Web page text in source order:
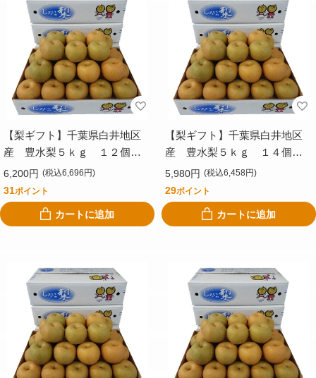
【梨ギフト】千葉県白井地区
産 豊水梨５ｋｇ １２個
入 ＣＳＨ５－１２
6,200円 (税込6,696円)
31ポイント
カートに追加
【梨ギフト】千葉県白井地区
産 豊水梨５ｋｇ １４個
入 ＣＳＨ５－１４
5,980円 (税込6,458円)
29ポイント
カートに追加